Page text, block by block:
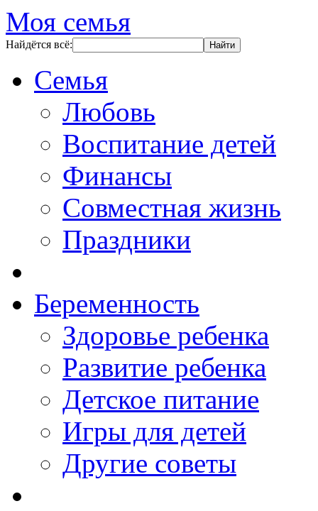
Моя семья
Найдётся всё:
Семья
Любовь
Воспитание детей
Финансы
Совместная жизнь
Праздники
Беременность
Здоровье ребенка
Развитие ребенка
Детское питание
Игры для детей
Другие советы